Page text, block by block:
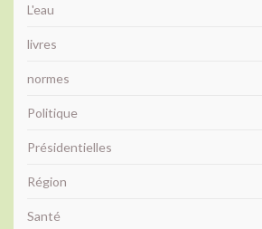
L'eau
livres
normes
Politique
Présidentielles
Région
Santé